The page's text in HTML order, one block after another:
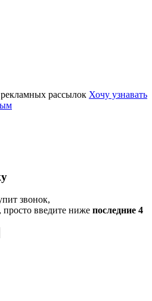
рассылок Хочу узнавать
звонок,
просто введите ниже последние 4